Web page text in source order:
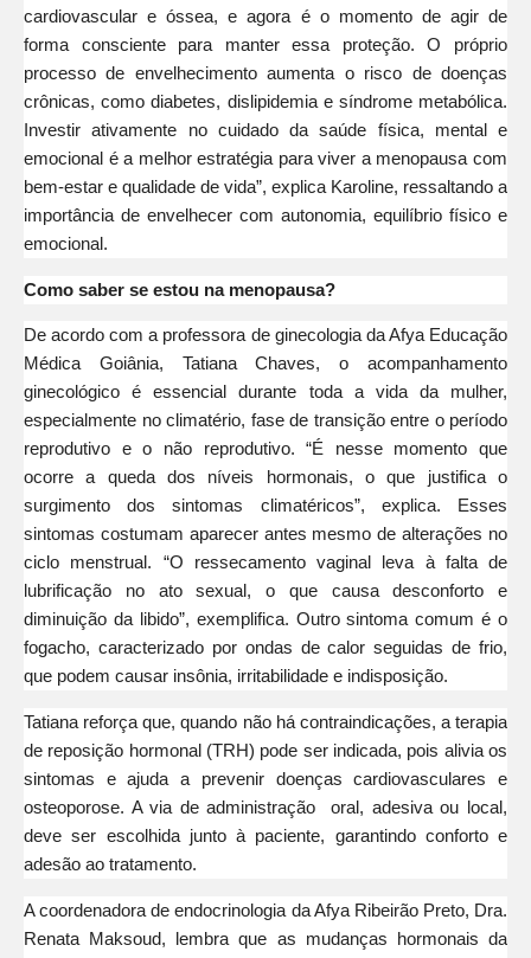
cardiovascular e óssea, e agora é o momento de agir de
forma consciente para manter essa proteção. O próprio
processo de envelhecimento aumenta o risco de doenças
crônicas, como diabetes, dislipidemia e síndrome metabólica.
Investir ativamente no cuidado da saúde física, mental e
emocional é a melhor estratégia para viver a menopausa com
bem-estar e qualidade de vida”, explica Karoline, ressaltando a
importância de envelhecer com autonomia, equilíbrio físico e
emocional.
Como saber se estou na menopausa?
De acordo com a professora de ginecologia da Afya Educação
Médica Goiânia, Tatiana Chaves, o acompanhamento
ginecológico é essencial durante toda a vida da mulher,
especialmente no climatério, fase de transição entre o período
reprodutivo e o não reprodutivo. “É nesse momento que
ocorre a queda dos níveis hormonais, o que justifica o
surgimento dos sintomas climatéricos”, explica. Esses
sintomas costumam aparecer antes mesmo de alterações no
ciclo menstrual. “O ressecamento vaginal leva à falta de
lubrificação no ato sexual, o que causa desconforto e
diminuição da libido”, exemplifica. Outro sintoma comum é o
fogacho, caracterizado por ondas de calor seguidas de frio,
que podem causar insônia, irritabilidade e indisposição.
Tatiana reforça que, quando não há contraindicações, a terapia
de reposição hormonal (TRH) pode ser indicada, pois alivia os
sintomas e ajuda a prevenir doenças cardiovasculares e
osteoporose. A via de administração oral, adesiva ou local,
deve ser escolhida junto à paciente, garantindo conforto e
adesão ao tratamento.
A coordenadora de endocrinologia da Afya Ribeirão Preto, Dra.
Renata Maksoud, lembra que as mudanças hormonais da